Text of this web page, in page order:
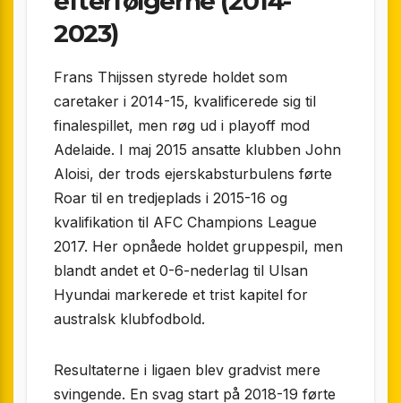
2023)
Frans Thijssen styrede holdet som
caretaker i 2014-15, kvalificerede sig til
finalespillet, men røg ud i playoff mod
Adelaide. I maj 2015 ansatte klubben John
Aloisi, der trods ejerskabsturbulens førte
Roar til en tredjeplads i 2015-16 og
kvalifikation til AFC Champions League
2017. Her opnåede holdet gruppespil, men
blandt andet et 0-6-nederlag til Ulsan
Hyundai markerede et trist kapitel for
australsk klubfodbold.
Resultaterne i ligaen blev gradvist mere
svingende. En svag start på 2018-19 førte